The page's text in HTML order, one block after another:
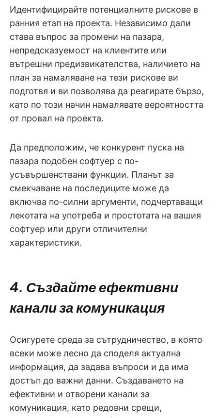
Идентифицирайте потенциалните рискове в
ранния етап на проекта. Независимо дали
става въпрос за промени на пазара,
непредсказуемост на клиентите или
вътрешни предизвикателства, наличието на
план за намаляване на тези рискове ви
подготвя и ви позволява да реагирате бързо,
като по този начин намалявате вероятността
от провал на проекта.
Да предположим, че конкурент пуска на
пазара подобен софтуер с по-
усъвършенствани функции. Планът за
смекчаване на последиците може да
включва по-силни аргументи, подчертаващи
лекотата на употреба и простотата на вашия
софтуер или други отличителни
характеристики.
4. Създайте ефективни
канали за комуникация
Осигурете среда за сътрудничество, в която
всеки може лесно да споделя актуална
информация, да задава въпроси и да има
достъп до важни данни. Създаването на
ефективни и отворени канали за
комуникация, като редовни срещи,